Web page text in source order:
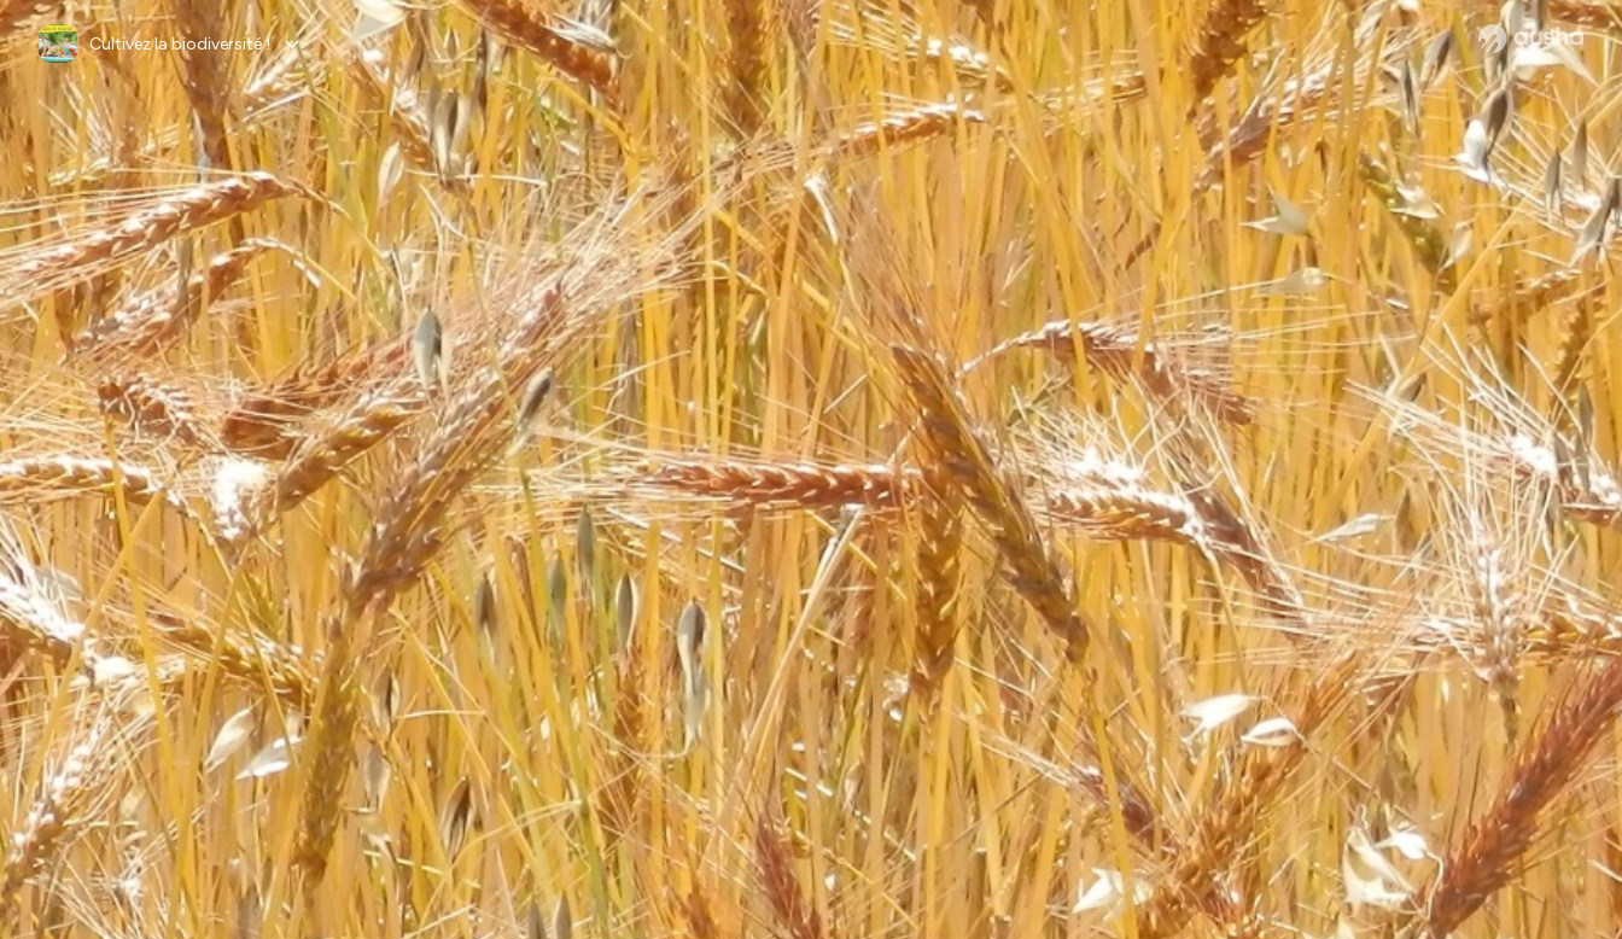
Cultivez la biodiversité !